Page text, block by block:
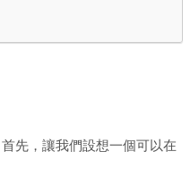
先，讓我們設想一個可以在